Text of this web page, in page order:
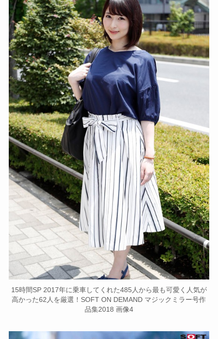
15時間SP 2017年に乗車してくれた485人から最も可愛く人気が
高かった62人を厳選！SOFT ON DEMAND マジックミラー号作
品集2018 画像4